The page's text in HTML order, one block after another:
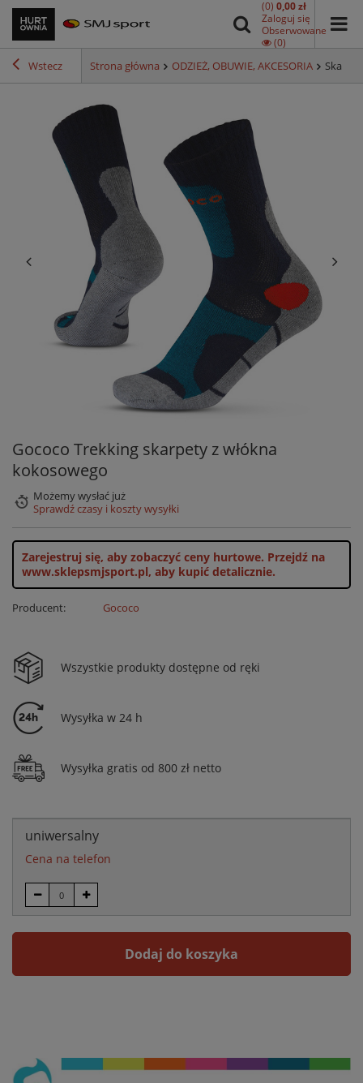
(0) 0,00 zł
Zaloguj się
Obserwowane
(0)
Wstecz Strona główna ODZIEŻ, OBUWIE, AKCESORIA
Gococo Trekking skarpety z włókna
kokosowego
Możemy wysłać już
Sprawdź czasy i koszty wysyłki
Zarejestruj się, aby zobaczyć ceny hurtowe. Przejdź na
www.sklepsmjsport.pl, aby kupić detalicznie.
Producent: Gococo
Wszystkie produkty dostępne od ręki
Wysyłka w 24 h
Wysyłka gratis od 800 zł netto
uniwersalny
Cena na telefon
Dodaj do koszyka